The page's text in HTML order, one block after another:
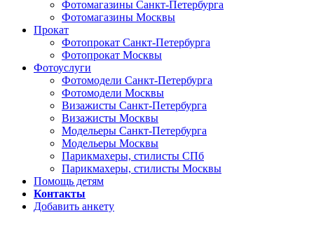
Фотомагазины Санкт-Петербурга
Фотомагазины Москвы
Прокат
Фотопрокат Санкт-Петербурга
Фотопрокат Москвы
Фотоуслуги
Фотомодели Санкт-Петербурга
Фотомодели Москвы
Визажисты Санкт-Петербурга
Визажисты Москвы
Модельеры Санкт-Петербурга
Модельеры Москвы
Парикмахеры, стилисты СПб
Парикмахеры, стилисты Москвы
Помощь детям
Контакты
Добавить анкету